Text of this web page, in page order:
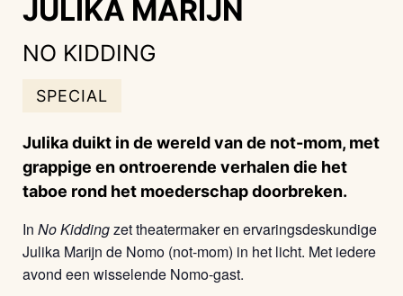
JULIKA MARIJN
NO KIDDING
SPECIAL
Julika duikt in de wereld van de not-mom, met
grappige en ontroerende verhalen die het
taboe rond het moederschap doorbreken.
InNo Kiddingzet theatermaker en ervaringsdeskundige
Julika Marijn de Nomo (not-mom) in het licht. Met iedere
avond een wisselende Nomo-gast.